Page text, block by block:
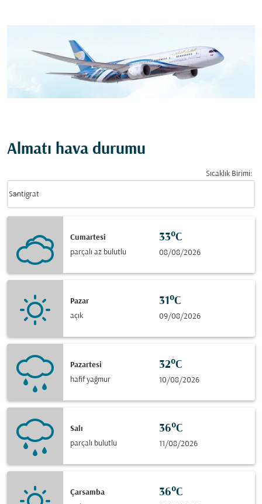
Almatı hava durumu
Sıcaklık Birimi:
Santigrat
keyboard_arrow_down
Cumartesi
parçalı az bulutlu
33°C
08/08/2026
Pazar
açık
31°C
09/08/2026
Pazartesi
hafif yağmur
32°C
10/08/2026
Salı
parçalı bulutlu
36°C
11/08/2026
Çarsamba
36°C